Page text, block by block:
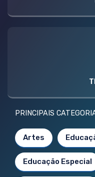
PRINCIPAIS
Artes
Educação Especial